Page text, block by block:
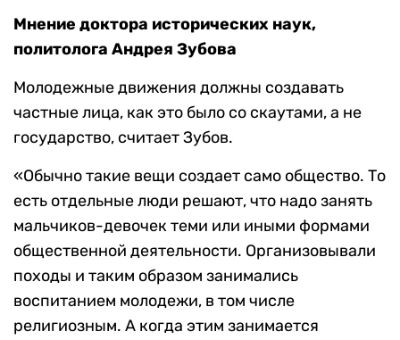
Мнение доктора исторических наук,
политолога Андрея Зубова
Молодежные движения должны создавать
частные лица, как это было со скаутами, а не
государство, считает Зубов.
«Обычно такие вещи создает само общество. То
есть отдельные люди решают, что надо занять
мальчиков-девочек теми или иными формами
общественной деятельности. Организовывали
походы и таким образом занимались
воспитанием молодежи, в том числе
религиозным. А когда этим занимается